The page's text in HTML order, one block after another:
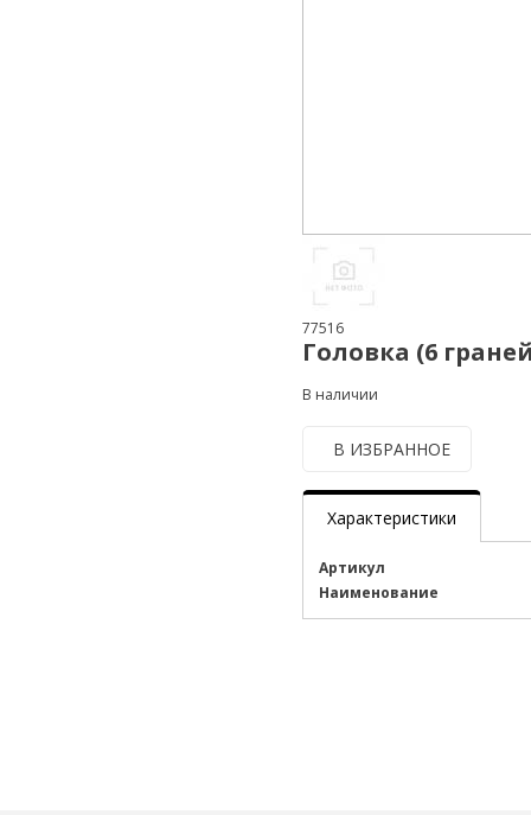
77516
Головка (6
В наличии
В ИЗБРАННОЕ
Характеристики
Артикул
Наименование